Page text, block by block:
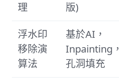
理
版)
浮水印
移除演
算法
基於AI，
Inpainting，
孔洞填充